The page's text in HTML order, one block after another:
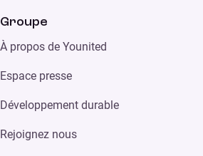
Groupe
À propos de Younited
Espace presse
Développement durable
Rejoignez nous